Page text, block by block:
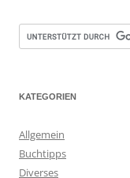
KATEGORIEN
Allgemein
Buchtipps
Diverses